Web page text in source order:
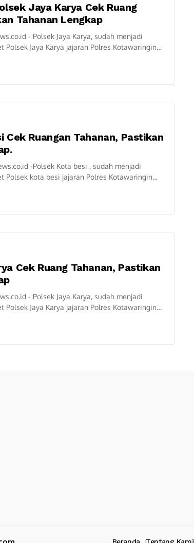
Jaya Karya Cek Ruang
Tahanan Lengkap
- Polsek Jaya Karya, sudah menjadi
Polsek Jaya Karya jajaran Polres Kotawaringin
Cek Ruangan Tahanan, Pastikan
-Polsek Kota besi , sudah menjadi
Polsek kota besi jajaran Polres Kotawaringin
Cek Ruang Tahanan, Pastikan
- Polsek Jaya Karya, sudah menjadi
Polsek Jaya Karya jajaran Polres Kotawaringin